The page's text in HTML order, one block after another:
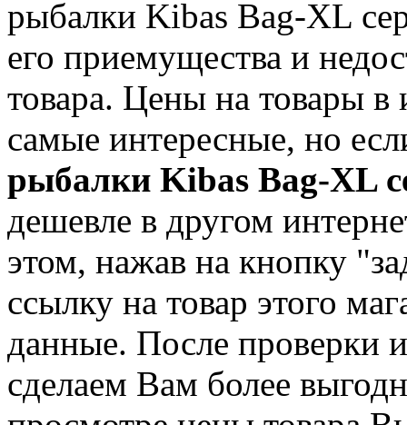
рыбалки Kibas Bag-XL
его приемущества и
товара. Цены на товары
самые интересные, но
рыбалки Kibas Bag-XL
дешевле в другом
этом, нажав на кнопку
ссылку на товар этого
данные. После
сделаем Вам более